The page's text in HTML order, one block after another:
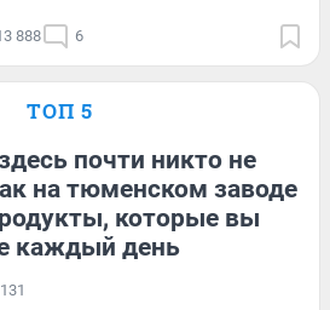
888 6
ТОП 5
почти никто не
на тюменском заводе
которые вы
каждый день
131